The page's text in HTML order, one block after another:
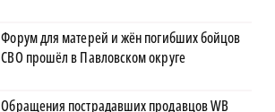
Форум для матерей и жён погибших бойцов
СВО прошёл в Павловском округе
Обращения пострадавших продавцов WB